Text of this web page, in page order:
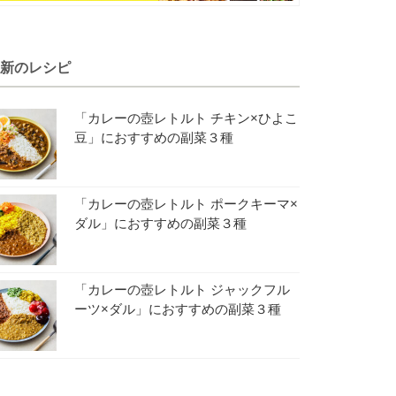
のレシピ
「カレーの壺レトルト チキン×ひよこ
豆」におすすめの副菜３種
「カレーの壺レトルト ポークキーマ×
ダル」におすすめの副菜３種
「カレーの壺レトルト ジャックフル
ーツ×ダル」におすすめの副菜３種